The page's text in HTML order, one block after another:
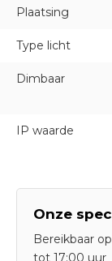
Plaatsing
Type licht
Dimbaar
IP waarde
Onze
Bereikbaar
tot 17:00 uur